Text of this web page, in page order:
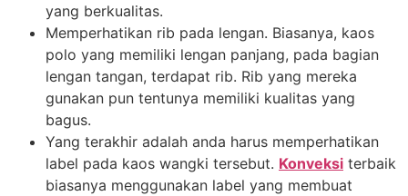
yang berkualitas.
Memperhatikan rib pada lengan. Biasanya, kaos
polo yang memiliki lengan panjang, pada bagian
lengan tangan, terdapat rib. Rib yang mereka
gunakan pun tentunya memiliki kualitas yang
bagus.
Yang terakhir adalah anda harus memperhatikan
label pada kaos wangki tersebut. Konveksi terbaik
biasanya menggunakan label yang membuat